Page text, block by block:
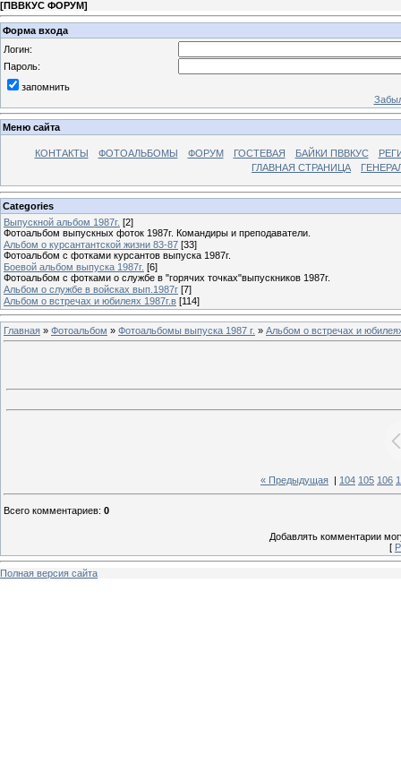
[ПВВКУС ФОРУМ]
Форма входа
Логин:
Пароль:
запомнить
Меню сайта
КОНТАКТЫ ФОТОАЛЬБОМЫ ФОРУМ ГОСТЕВАЯ БАЙКИ ПВВКУС
ГЛАВНАЯ СТРАНИЦА
Categories
Выпускной альбом 1987г. [2]
Фотоальбом выпускных фоток 1987г. Командиры и преподаватели.
Альбом о курсантантской жизни 83-87 [33]
Фотоальбом с фотками курсантов выпуска 1987г.
Боевой альбом выпуска 1987г. [6]
Фотоальбом с фотками о службе в "горячих точках"выпускников 1987г.
Альбом о службе в войсках вып.1987г [7]
Альбом о встречах и юбилеях 1987г.в [114]
Главная » Фотоальбом » Фотоальбомы выпуска 1987 г. » Альбом о встречах и
« Предыдущая 104 105 106
Всего комментариев: 0
Добавлять комментарии
[
Полная версия сайта